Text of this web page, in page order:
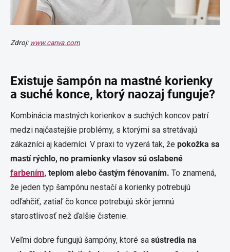
Zdroj: www.canva.com
Existuje šampón na mastné korienky
a suché konce, ktorý naozaj funguje?
Kombinácia mastných korienkov a suchých koncov patrí
medzi najčastejšie problémy, s ktorými sa stretávajú
zákazníci aj kaderníci. V praxi to vyzerá tak, že pokožka sa
mastí rýchlo, no pramienky vlasov sú oslabené
farbením, teplom alebo častým fénovaním. To znamená,
že jeden typ šampónu nestačí a korienky potrebujú
odľahčiť, zatiaľ čo konce potrebujú skôr jemnú
starostlivosť než ďalšie čistenie.
Veľmi dobre fungujú šampóny, ktoré sa sústredia na